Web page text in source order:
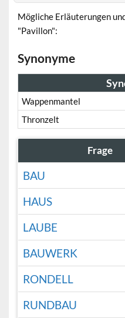
Mögliche Erläuterungen
"Pavillon":
Synonyme
Wappenmantel
Thronzelt
Frage
BAU
HAUS
LAUBE
BAUWERK
RONDELL
RUNDBAU